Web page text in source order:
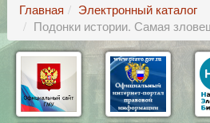
Главная
Электронный каталог
Подонки истории. Самая